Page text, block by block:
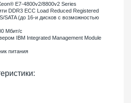
E7-4800v2/8800v2 Series
DDR3 ECC Load Reduced Registered
SATA (до 16-и дисков с возможностью
Мбит/с
IBM Integrated Management Module
питания